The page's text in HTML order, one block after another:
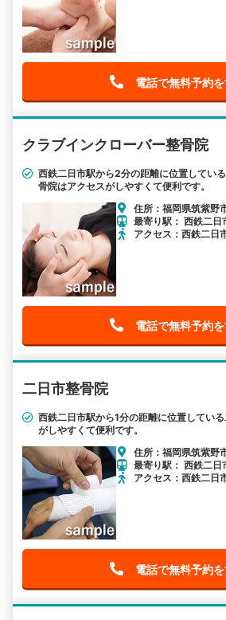
電話で無料予約
クラブインクローバー整骨院
西鉄二日市駅から2分の距離に位置してい
骨院はアクセスがしやすくて便利です。
住所：福岡県筑紫
最寄り駅： 西鉄二
アクセス：西鉄二日
電話で無料予約
二日市整骨院
西鉄二日市駅から1分の距離に位置してい
がしやすくて便利です。
住所：福岡県筑紫
最寄り駅： 西鉄二
アクセス：西鉄二日
電話で無料予約